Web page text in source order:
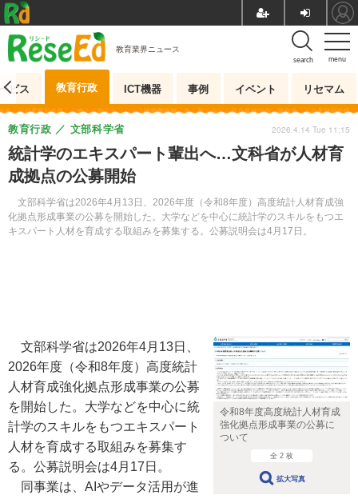
menu
search
教育業界ニュース
ビス 教育行政 ICT機器 事例 イベント リセマム
統計学のエキスパート輩出へ…文科省が人材育
成拠点の公募開始
文部科学省は2026年4月13日、2026年度（令和8年度）高度統計人材育成強
化拠点形成事業の公募を開始した。大学などを中心に統計学のスキルをもつエ
キスパート人材を育成する取組みを募集する。公募説明会は4月17日。
教育行政 文部科学省 2026.4.14 Tue 11:15
令和8年度高度統計人材育成
強化拠点形成事業の公募に
ついて
全 2 枚
拡大写真
文部科学省は2026年4月13日、
2026年度（令和8年度）高度統計
人材育成強化拠点形成事業の公募
を開始した。大学などを中心に統
計学のスキルをもつエキスパート
人材を育成する取組みを募集す
る。公募説明会は4月17日。
同事業は、AIやデータ活用が進